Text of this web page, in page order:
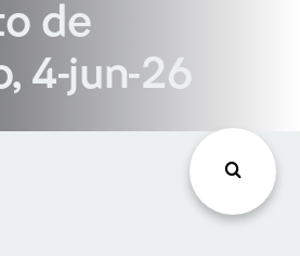
de
4-jun-26